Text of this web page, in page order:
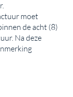
moet
de acht (8)
Na deze